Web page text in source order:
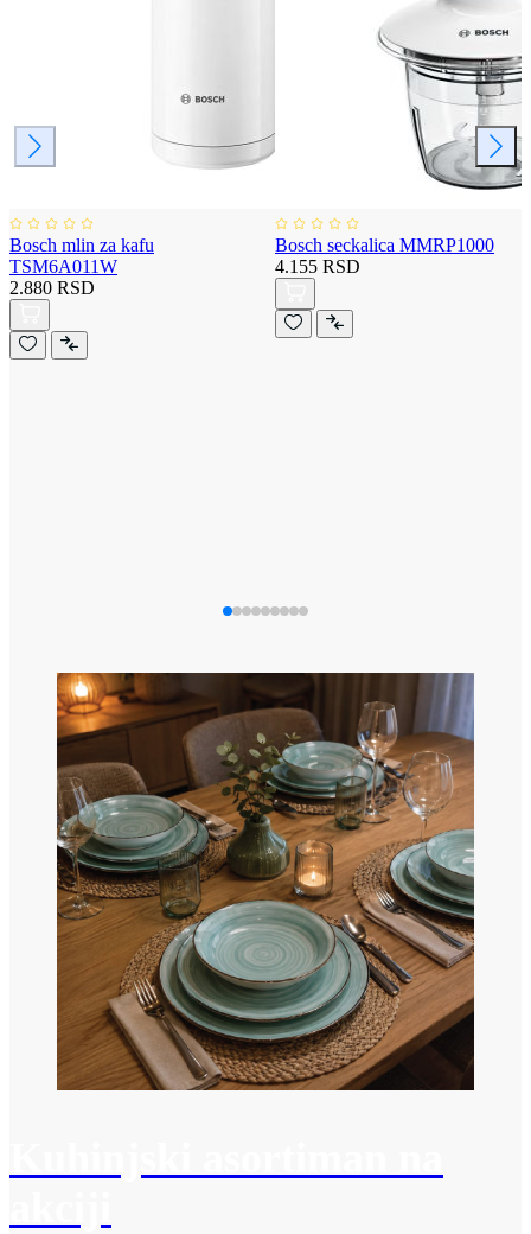
Bosch mlin za kafu
TSM6A011W
2.880 RSD
Bosch seckalica MMRP1000
4.155 RSD